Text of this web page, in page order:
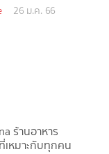
26 ม.ค. 66
ร้านอาหาร
เหมาะกับทุกคน